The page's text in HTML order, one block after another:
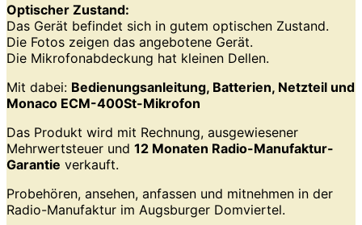
Optischer Zustand:
Das Gerät befindet sich in gutem optischen Zustand.
Die Fotos zeigen das angebotene Gerät.
Die Mikrofonabdeckung hat kleinen Dellen.
Mit dabei: Bedienungsanleitung, Batterien, Netzteil und
Monaco ECM-400St-Mikrofon
Das Produkt wird mit Rechnung, ausgewiesener
Mehrwertsteuer und 12 Monaten Radio-Manufaktur-
Garantie verkauft.
Probehören, ansehen, anfassen und mitnehmen in der
Radio-Manufaktur im Augsburger Domviertel.